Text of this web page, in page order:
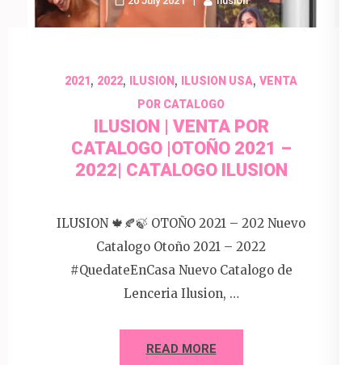
2021, 2022, ILUSION , ILUSION USA, VENTA
POR CATALOGO
ILUSION | VENTA POR
CATALOGO |OTOÑO 2021 –
2022| CATALOGO ILUSION
ILUSION 🍁🍂🍃 OTOÑO 2021 – 202 Nuevo
Catalogo Otoño 2021 – 2022
#QuedateEnCasa Nuevo Catalogo de
Lenceria Ilusion, …
READ MORE